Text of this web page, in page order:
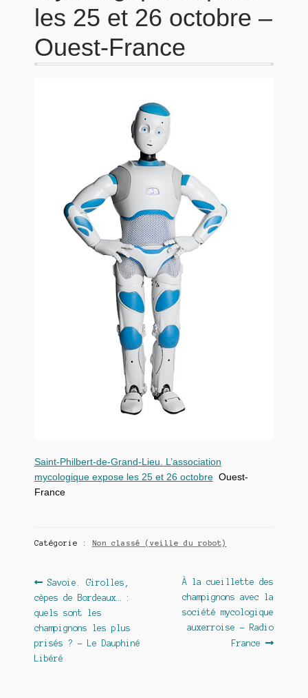
les 25 et 26 octobre –
Ouest-France
Saint-Philbert-de-Grand-Lieu. L’association
mycologique expose les 25 et 26 octobreOuest-
France
Catégorie : Non classé (veille du robot)
Navigation
de
l’article
Article
précédent :
Savoie. Girolles,
cèpes de Bordeaux… :
quels sont les
champignons les plus
prisés ? – Le Dauphiné
Libéré
Article
suivant :
À la cueillette des
champignons avec la
société mycologique
auxerroise – Radio
France